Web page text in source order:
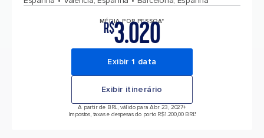
MÉDIA POR PESSOA*
R$3.020
Exibir 1 data
Exibir itinerário
A partir de BRL, válido para Abr 23, 2027+
Impostos, taxas e despesas do porto R$1.200,00 BRL*